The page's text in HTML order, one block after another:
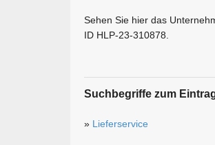
Sehen Sie hier das
ID HLP-23-310878.
Suchbegriffe zum
» Lieferservice